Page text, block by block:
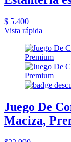
$ 5.400
Vista rápida
Juego De
Maciza,